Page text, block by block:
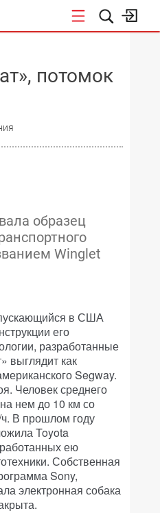
потомок
образец
Winglet
в США
его
разработанные
выглядит как
Segway.
Человек среднего
нем до 10 км со
В прошлом году
Toyota
ею
Собственная
Sony,
электронная собака